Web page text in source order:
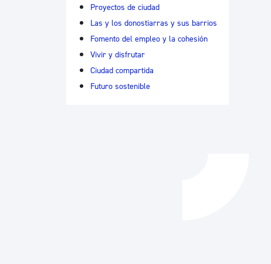
Ayuda a la tramitación
Proyectos de ciudad
Las y los donostiarras y sus barrios
Fomento del empleo y la cohesión
Vivir y disfrutar
Ciudad compartida
Futuro sostenible